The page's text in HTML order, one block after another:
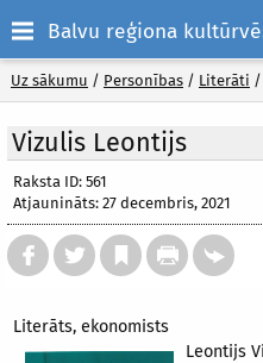
Balvu reģiona
Uz sākumu / Personības / Literāti /
Vizulis Leontijs
Raksta ID: 561
Atjaunināts: 27 decembris, 2021
Literāts, ekonomists
Leontijs